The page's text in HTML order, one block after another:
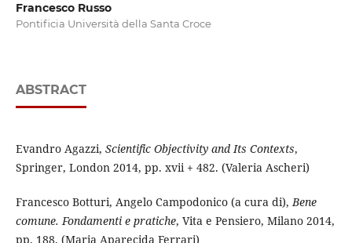
Francesco Russo
Pontificia Università della Santa Croce
ABSTRACT
Evandro Agazzi, Scientific Objectivity andIts Contexts,
Springer, London 2014, pp. xvii + 482. (Valeria Ascheri)
Francesco Botturi, Angelo Campodonico (a cura di),Bene
comune. Fondamenti e pratiche, Vita e Pensiero, Milano 2014,
pp. 188. (Maria Aparecida Ferrari)